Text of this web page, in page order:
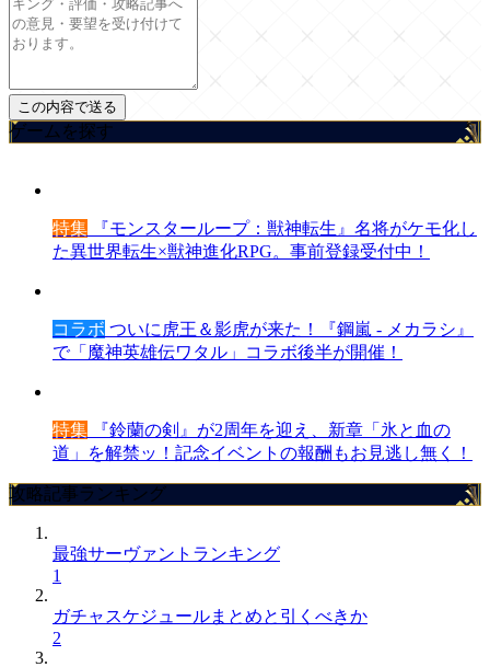
ゲームを探す
特集 『モンスターループ：獣神転生』名将がケモ化し
た異世界転生×獣神進化RPG。事前登録受付中！
コラボ ついに虎王＆影虎が来た！『鋼嵐 - メカラシ』
で「魔神英雄伝ワタル」コラボ後半が開催！
特集 『鈴蘭の剣』が2周年を迎え、新章「氷と血の
道」を解禁ッ！記念イベントの報酬もお見逃し無く！
攻略記事ランキング
最強サーヴァントランキング
1
ガチャスケジュールまとめと引くべきか
2